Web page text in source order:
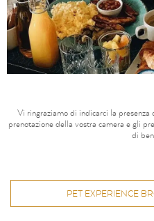
Vi ringraziamo di indicarci la
prenotazione della vostra camera e gli
di
PET EXPERIENCE